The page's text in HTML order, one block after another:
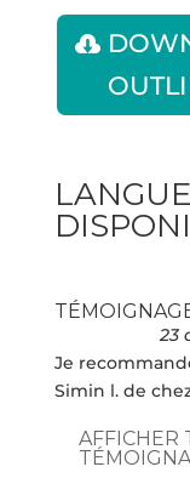
23
Je
Simin l. de
AFFICHER